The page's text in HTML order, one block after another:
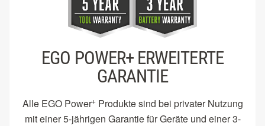
EGO POWER+ ERWEITERTE
GARANTIE
Alle EGO Power+Produkte sind bei privater Nutzung
mit einer 5-jährigen Garantie für Geräte und einer 3-